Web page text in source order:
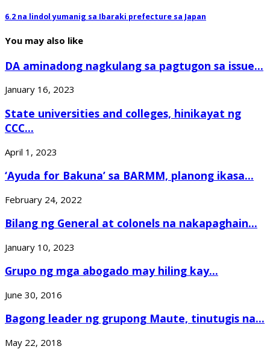
6.2 na lindol yumanig sa Ibaraki prefecture sa Japan
You may also like
DA aminadong nagkulang sa pagtugon sa issue...
January 16, 2023
State universities and colleges, hinikayat ng
CCC...
April 1, 2023
‘Ayuda for Bakuna’ sa BARMM, planong ikasa...
February 24, 2022
Bilang ng General at colonels na nakapaghain...
January 10, 2023
Grupo ng mga abogado may hiling kay...
June 30, 2016
Bagong leader ng grupong Maute, tinutugis na...
May 22, 2018